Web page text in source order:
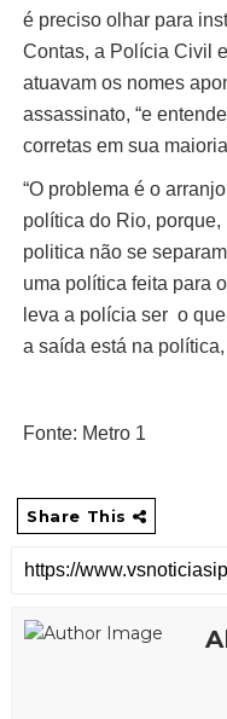
é preciso olhar para
Contas, a Polícia Civil
atuavam os nomes
assassinato, “e
corretas em sua
“O problema é o
política do Rio,
politica não se
uma política feita para
leva a polícia ser o
a saída está na
Fonte: Metro 1
Share This